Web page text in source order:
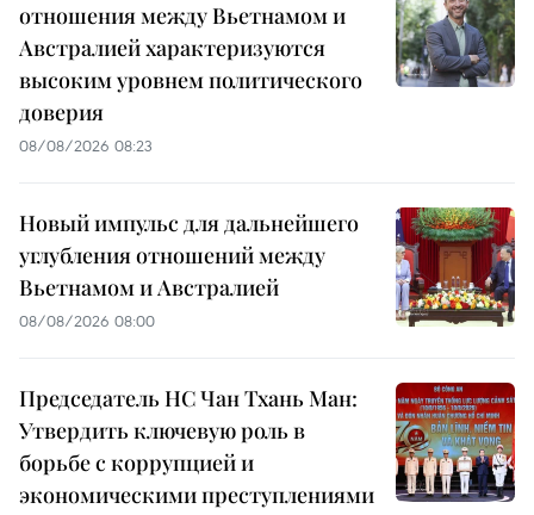
отношения между Вьетнамом и
Австралией характеризуются
высоким уровнем политического
доверия
08/08/2026 08:23
Новый импульс для дальнейшего
углубления отношений между
Вьетнамом и Австралией
08/08/2026 08:00
Председатель НС Чан Тхань Ман:
Утвердить ключевую роль в
борьбе с коррупцией и
экономическими преступлениями